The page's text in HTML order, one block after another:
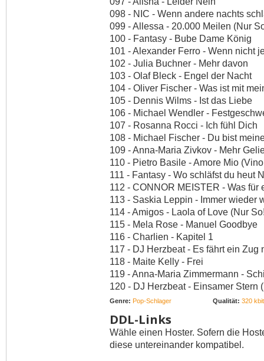
098 - NIC - Wenn andere nachts
099 - Allessa - 20.000 Meilen (Nur
100 - Fantasy - Bube Dame König
101 - Alexander Ferro - Wenn nicht
102 - Julia Buchner - Mehr davon
103 - Olaf Bleck - Engel der Nacht
104 - Oliver Fischer - Was ist mit
105 - Dennis Wilms - Ist das Liebe
106 - Michael Wendler -
107 - Rosanna Rocci - Ich fühl Dich
108 - Michael Fischer - Du bist
109 - Anna-Maria Zivkov - Mehr
110 - Pietro Basile - Amore Mio
111 - Fantasy - Wo schläfst du heut
112 - CONNOR MEISTER - Was für
113 - Saskia Leppin - Immer wieder
114 - Amigos - Laola of Love (Nur
115 - Mela Rose - Manuel Goodbye
116 - Charlien - Kapitel 1
117 - DJ Herzbeat - Es fährt ein
118 - Maite Kelly - Frei
119 - Anna-Maria Zimmermann -
120 - DJ Herzbeat - Einsamer Stern
Genre: Pop-Schlager Qualität: 320
DDL-Links
Wähle einen Hoster. Sofern die
diese untereinander kompatibel.